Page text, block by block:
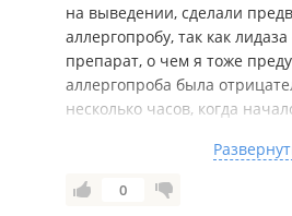
на выведении, сделали
аллергопробу, так как
препарат, о чем я тоже
аллергопроба была
несколько часов, когда
городе, вела Вас до
момент, когда Вы прислали
была в пределах нормы,
0